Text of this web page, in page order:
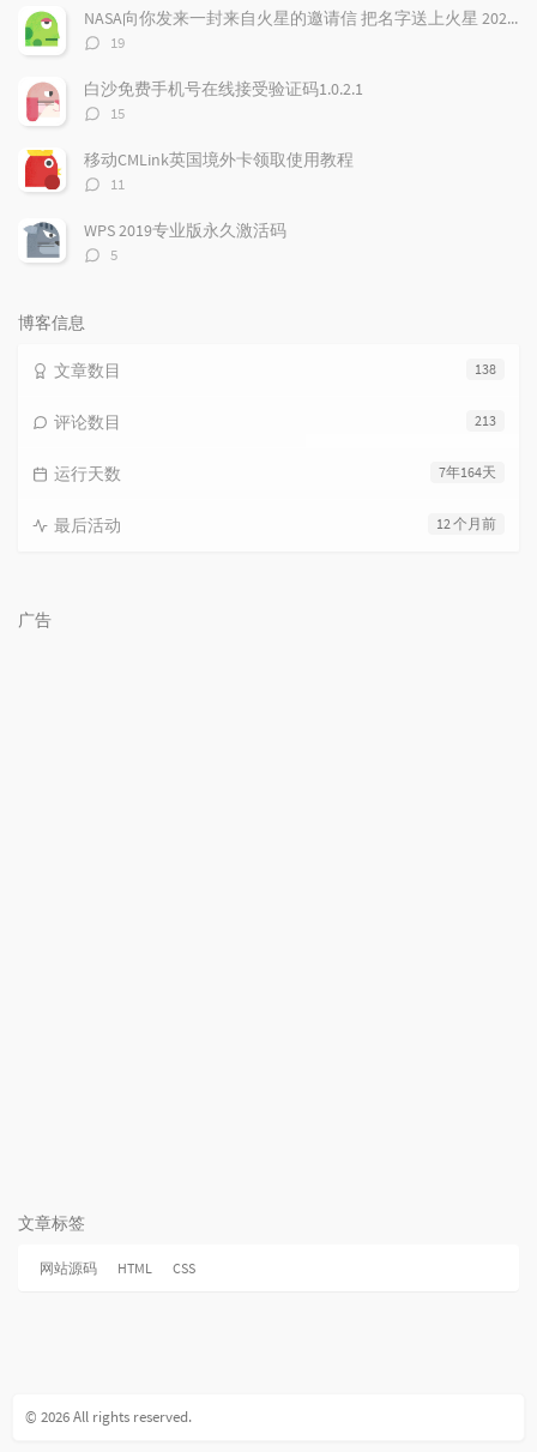
数：
NASA向你发来一封来自火星的邀请信 把名字送上火星 2026邀你免费参与火星之旅
评
数：
19
白沙免费手机号在线接受验证码1.0.2.1
评
数：
15
移动CMLink英国境外卡领取使用教程
评
数：
11
WPS 2019专业版永久激活码
评
5
博客信息
138
文章数目
213
评论数目
7年164天
运行天数
12 个月前
最后活动
广告
文章标签
网站源码 HTML CSS
© 2026 All rights reserved.